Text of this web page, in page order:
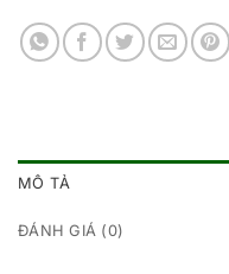
MÔ TẢ
ĐÁNH GIÁ (0)